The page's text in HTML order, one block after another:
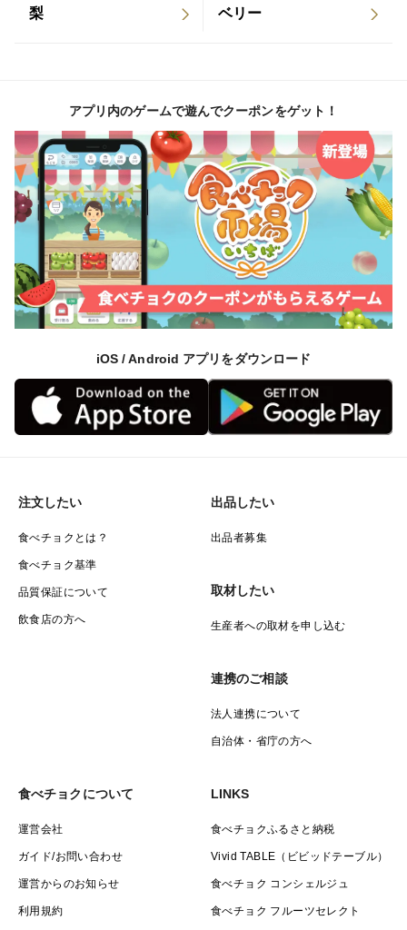
・温暖で日照時間が長い
品種の特徴
・青島温州は、大きくても甘く、味が薄くなりにくい品
種
・じょうのう膜（袋）は早生よりややしっかりめ
1～3月にかけて多く出回る品種ですが、
味の濃さは産地と栽培で大きく差が出ます。
静岡県産・青島温州みかんの本当のおいしさを、
より多くの方に知っていただきたく、食べチョクで販売
しています。
β-クリプトキサンチンが多く含まれており、
ご家族皆さまで、ぜひたっぷりお楽しみください。
梨 ベリー
アプリ内のゲームで遊んでクーポンをゲット！
iOS / Android アプリをダウンロード
注文したい
食べチョクとは？
食べチョク基準
品質保証について
飲食店の方へ
出品したい
出品者募集
取材したい
生産者への取材を申し込む
連携のご相談
法人連携について
自治体・省庁の方へ
食べチョクについて
運営会社
ガイド/お問い合わせ
運営からのお知らせ
利用規約
LINKS
食べチョクふるさと納税
Vivid TABLE（ビビッドテーブル）
食べチョク コンシェルジュ
食べチョク フルーツセレクト